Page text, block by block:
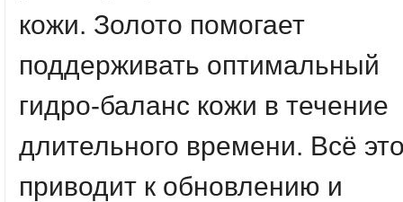
кожи. Золото помогает
поддерживать оптимальный
гидро-баланс кожи в течение
длительного времени. Всё
приводит к обновлению и